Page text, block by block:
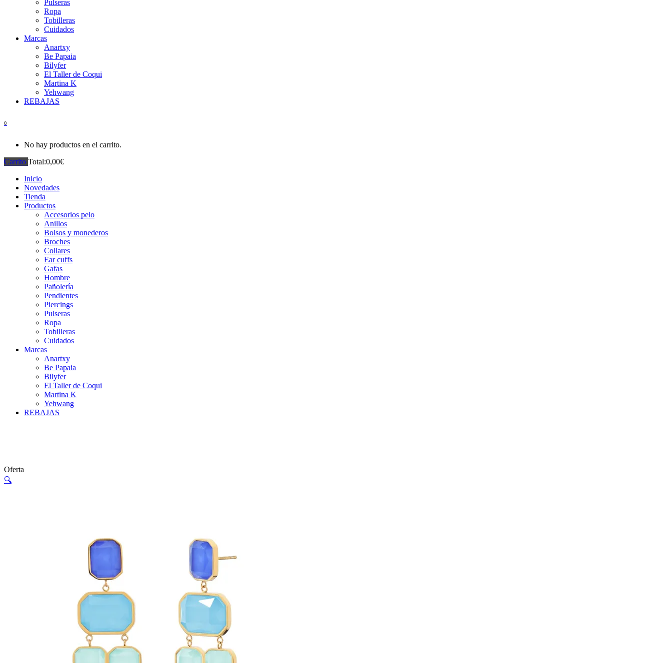
Pulseras
Ropa
Tobilleras
Cuidados
Marcas
Anartxy
Be Papaia
Bilyfer
El Taller de Coqui
Martina K
Yehwang
REBAJAS
0
No hay productos en el carrito.
Carrito Total:0,00€
Inicio
Novedades
Tienda
Productos
Accesorios pelo
Anillos
Bolsos y monederos
Broches
Collares
Ear cuffs
Gafas
Hombre
Pañolería
Pendientes
Piercings
Pulseras
Ropa
Tobilleras
Cuidados
Marcas
Anartxy
Be Papaia
Bilyfer
El Taller de Coqui
Martina K
Yehwang
REBAJAS
Oferta
🔍